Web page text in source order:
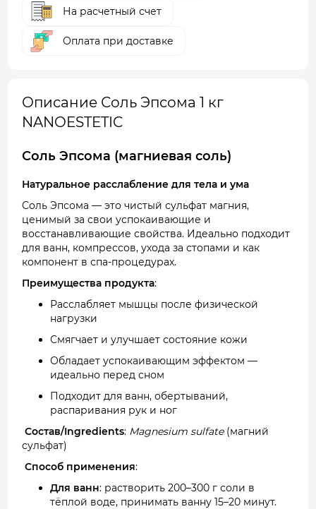
На расчетный счет
Оплата при доставке
Описание Соль Эпсома 1 кг
NANOESTETIC
Соль Эпсома (магниевая соль)
Натуральное расслабление для тела и ума
Соль Эпсома — это чистый сульфат магния,
ценимый за свои успокаивающие и
восстанавливающие свойства. Идеально подходит
для ванн, компрессов, ухода за стопами и как
компонент в спа-процедурах.
Преимущества продукта:
Расслабляет мышцы после физической
нагрузки
Смягчает и улучшает состояние кожи
Обладает успокаивающим эффектом —
идеально перед сном
Подходит для ванн, обертываний,
распаривания рук и ног
Состав/Ingredients: Magnesium sulfate(магний
сульфат)
Способ применения:
Для ванн: растворить 200–300 г соли в
тёплой воде, принимать ванну 15–20 минут.